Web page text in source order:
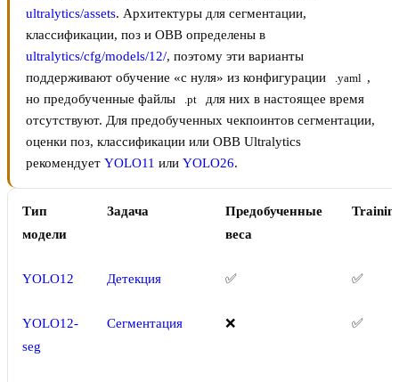
ultralytics/assets. Архитектуры для сегментации,
классификации, поз и OBB определены в
ultralytics/cfg/models/12/, поэтому эти варианты
поддерживают обучение «с нуля» из конфигурации
.yaml ,
но предобученные файлы
.pt
для них в настоящее время
отсутствуют. Для предобученных чекпоинтов сегментации,
оценки поз, классификации или OBB Ultralytics
рекомендует YOLO11 или YOLO26.
Тип
модели
Задача
Предобученные
веса
YOLO12 Детекция ✅ ✅
YOLO12-
seg
Сегментация ❌ ✅